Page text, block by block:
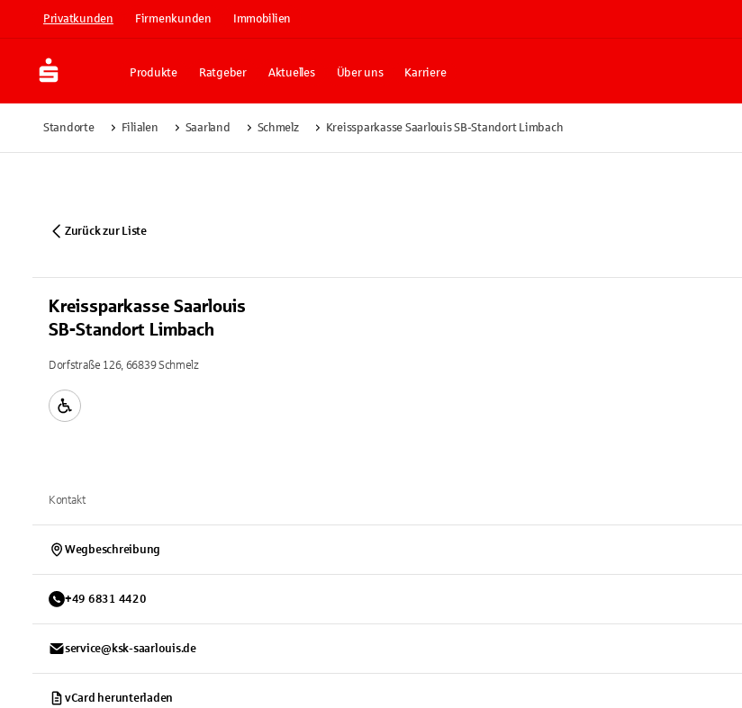
Privatkunden Firmenkunden Immobilien
Produkte Ratgeber Aktuelles Über uns Karriere
Standorte Filialen Saarland Schmelz Kreissparkasse Saarlouis SB-Standort Limbach
Zurück zur Liste
Kreissparkasse Saarlouis
SB-Standort Limbach
Dorfstraße 126, 66839 Schmelz
Kontakt
Wegbeschreibung
+49 6831 4420
service@ksk-saarlouis.de
vCard herunterladen